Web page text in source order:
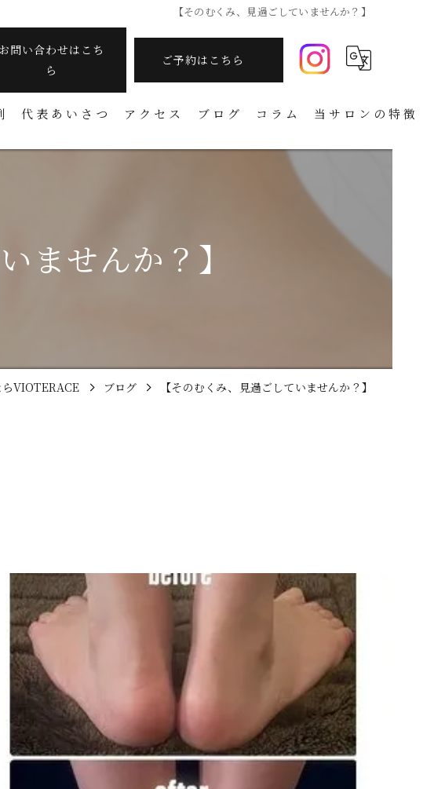
【そのむくみ、見過ごしていませんか？】
お問い合わせはこち
ら
ご予約はこちら
代表あいさつ アクセス ブログ コラム 当サロンの特徴
温活
アーユルヴェーダ
ませんか？】
VIOTERACE ブログ 【そのむくみ、見過ごしていませんか？】